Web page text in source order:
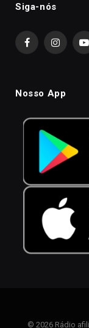
Siga-nós
Facebook
Nosso App
© 2026 Rádio